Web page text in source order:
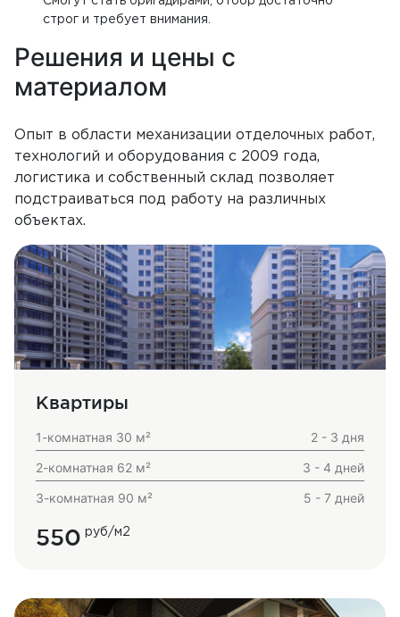
строг и требует внимания.
Решения и цены с
материалом
Опыт в области механизации отделочных работ,
технологий и оборудования с 2009 года,
логистика и собственный склад позволяет
подстраиваться под работу на различных
объектах.
Квартиры
1-комнатная 30 м²
2 - 3 дня
2-комнатная 62 м²
3 - 4 дней
3-комнатная 90 м²
5 - 7 дней
550 руб/м2